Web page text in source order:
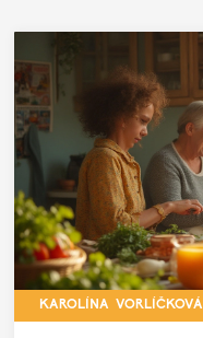
KAROLÍNA VORLÍČKOVÁ